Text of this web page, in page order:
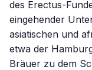
des Erectus-
eingehender
asiatischen und
etwa der
Bräuer zu dem